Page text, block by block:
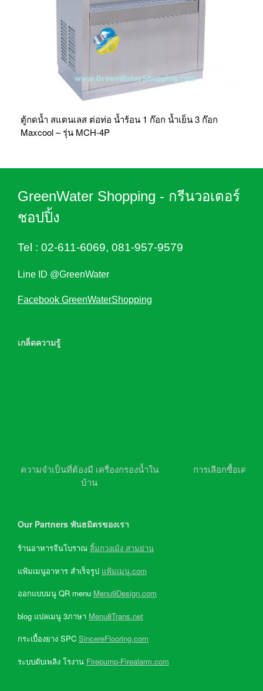
ตู้กดน้ำ สแตนเลส ต่อท่อ น้ำร้อน 1 ก๊อก น้ำเย็น 3 ก๊อก
Maxcool – รุ่น MCH-4P
GreenWater Shopping - กรีนวอเตอร์
ชอปปิ้ง
Tel : 02-611-6069, 081-957-9579
Line ID @GreenWater
Facebook GreenWaterShopping
เกล็ดความรู้
ความจำเป็นที่ต้องมี เครื่องกรองน้ำใน
บ้าน
การเลือกซื้อเครื่อ
Our Partners พันธมิตรของเรา
ร้านอาหารจีนโบราณ ลิ้มกวงเม้ง สามย่าน
แฟ้มเมนูอาหาร สำเร็จรูป แฟ้มเมนู.com
ออกแบบมนู QR menu Menu9Design.com
blog แปลเมนู 3ภาษา Menu8Trans.net
กระเบื้องยาง SPC SincereFlooring.com
ระบบดับเพลิง โรงาน Firepump-Firealarm.com